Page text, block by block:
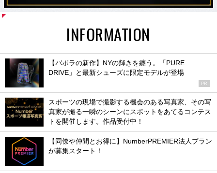
INFORMATION
【バボラの新作】NYの輝きを纏う。「PURE
DRIVE」と最新シューズに限定モデルが登場
PR
スポーツの現場で撮影する機会のある写真家、その写
真家が撮る一瞬のシーンにスポットをあてるコンテス
トを開催します。作品受付中！
【同僚や仲間とお得に】NumberPREMIER法人プラン
が募集スタート！